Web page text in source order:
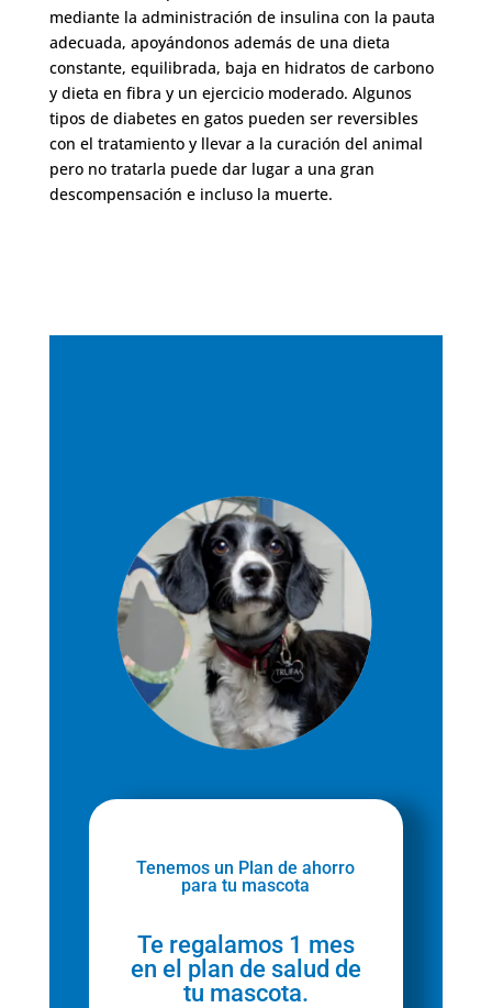
mediante la administración de insulina con la pauta
adecuada, apoyándonos además de una dieta
constante, equilibrada, baja en hidratos de carbono
y dieta en fibra y un ejercicio moderado. Algunos
tipos de diabetes en gatos pueden ser reversibles
con el tratamiento y llevar a la curación del animal
pero no tratarla puede dar lugar a una gran
descompensación e incluso la muerte.
Tenemos un Plan de ahorro
para tu mascota
Te regalamos 1 mes
en el plan de salud de
tu mascota.